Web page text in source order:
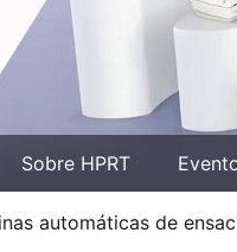
Sobre HPRT
automáticas de